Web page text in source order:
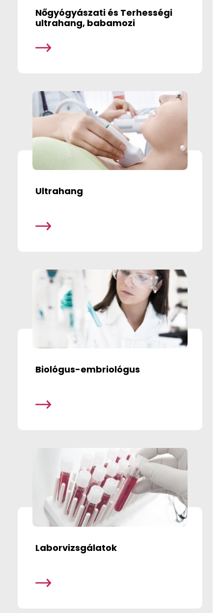
Nőgyógyászati és Terhességi
ultrahang, babamozi
Ultrahang
Biológus-embriológus
Laborvizsgálatok